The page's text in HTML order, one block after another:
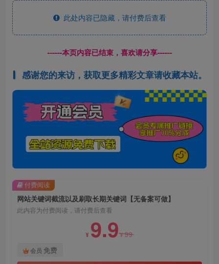
此处内容已隐藏，请付费后查看
------本页内容已结束，喜欢请分享------
感谢您的来访，获取更多精彩文章请收藏本站。
网站关键词截流以及刷取长期关键词【无备案可做】
此内容为付费阅读，请付费后查看
¥ 9.9¥99
会员 免费
付费阅读